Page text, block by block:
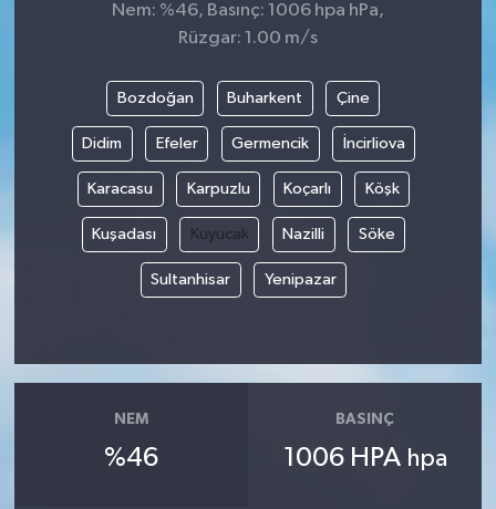
Nem: %46, Basınç: 1006 hpa hPa,
Rüzgar: 1.00 m/s
Bozdoğan Buharkent Çine
Didim Efeler Germencik İncirliova
Karacasu Karpuzlu Koçarlı Köşk
Kuşadası Kuyucak Nazilli Söke
Sultanhisar Yenipazar
NEM
%46
BASINÇ
1006 HPA hpa